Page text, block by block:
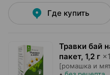
Где купить
Травки бай
пакет, 1,2 г ×
[ромашка и